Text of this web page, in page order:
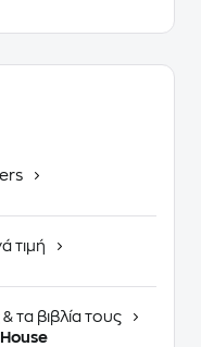
τιμή
τα βιβλία τους